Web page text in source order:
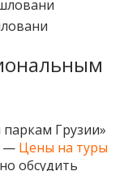
Грузии»
— Цены на туры
обсудить